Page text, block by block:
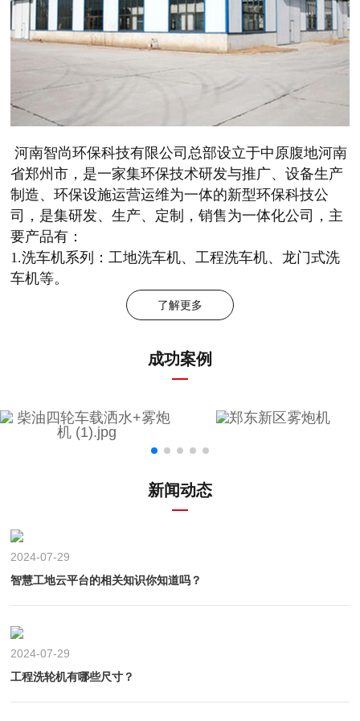
河南智尚环保科技有限公司总部设立于中原腹地河南
省郑州市，是一家集环保技术研发与推广、设备生产
制造、环保设施运营运维为一体的新型环保科技公
司，是集研发、生产、定制，销售为一体化公司，主
要产品有：
1.洗车机系列：工地洗车机、工程洗车机、龙门式洗
车机等。
了解更多
成功案例
新闻动态
2024-07-29
智慧工地云平台的相关知识你知道吗？
2024-07-29
工程洗轮机有哪些尺寸？